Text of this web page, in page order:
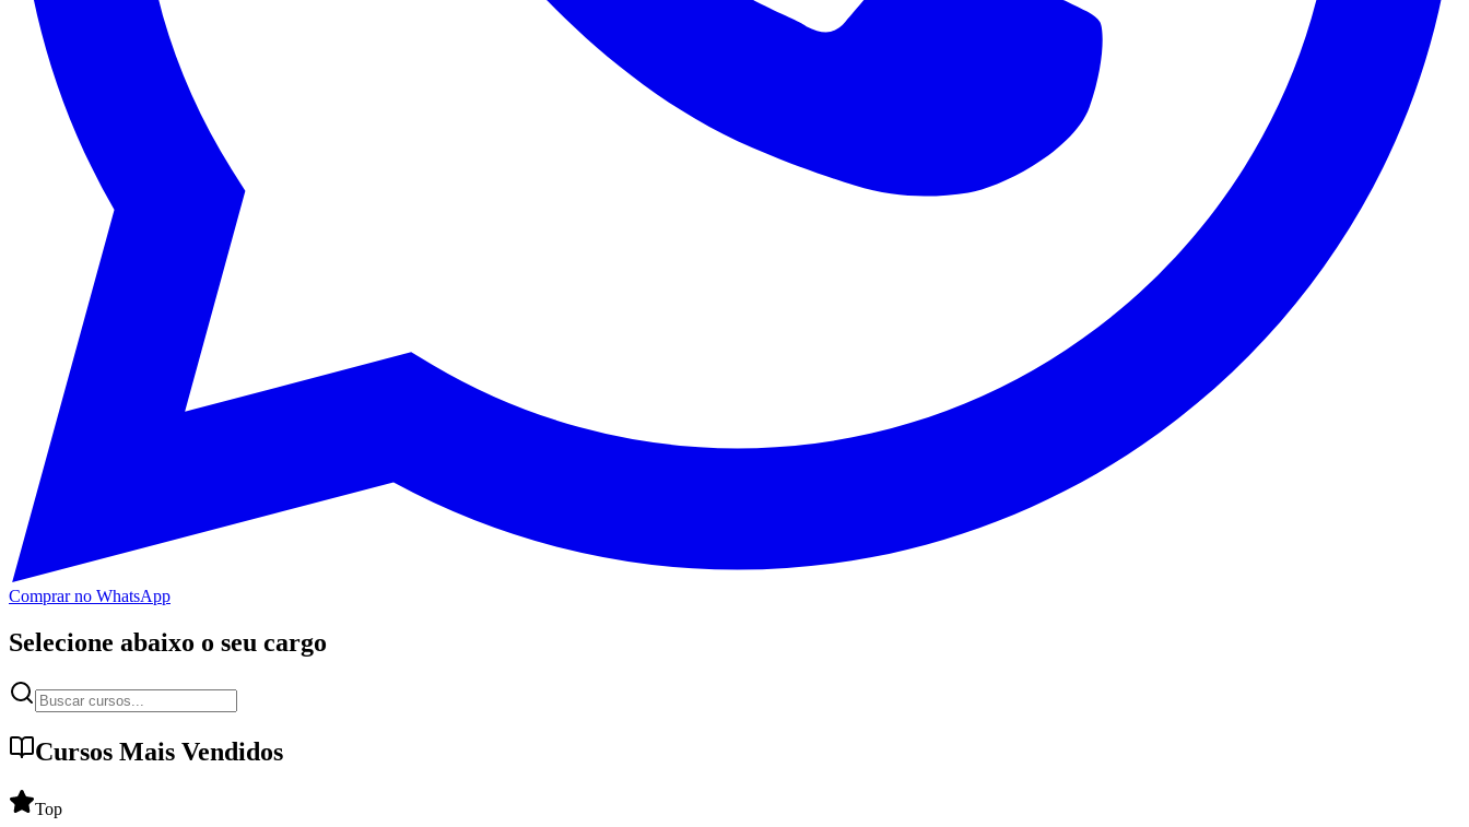
Comprar no WhatsApp
Selecione abaixo o seu cargo
Cursos Mais Vendidos
Top